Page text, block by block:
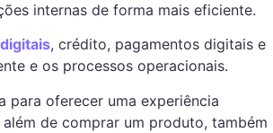
internas de forma mais eficiente.
, crédito, pagamentos digitais e
e os processos operacionais.
para oferecer uma experiência
de comprar um produto, também